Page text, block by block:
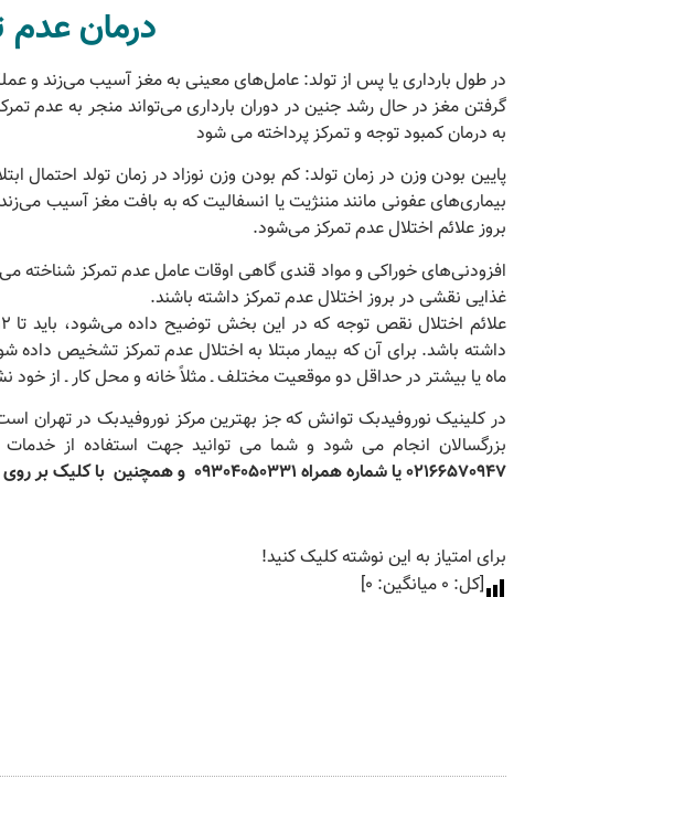
درمان عدم
در طول بارداری یا پس از تولد: عامل‌های معینی به مغز آسیب می‌زند و
گرفتن مغز در حال رشد جنین در دوران بارداری می‌تواند منجر به عدم
به درمان کمبود توجه و تمرکز پرداخته می شود
پایین بودن وزن در زمان تولد: کم بودن وزن نوزاد در زمان تولد احتمال
بیماری‌های عفونی مانند مننژیت یا انسفالیت که به بافت مغز آسیب
بروز علائم اختلال عدم تمرکز می‌شود.
افزودنی‌های خوراکی و مواد قندی گاهی اوقات عامل عدم تمرکز
غذایی نقشی در بروز اختلال عدم تمرکز داشته باشند.
داشته باشد. برای آن که بیمار مبتلا به اختلال عدم تمرکز تشخیص
ماه یا بیشتر در حداقل دو موقعیت مختلف ـ مثلاً خانه و محل کار ـ از خود
در کلینیک نوروفیدبک توانش که جز بهترین مرکز نوروفیدبک در تهران
بزرگسالان انجام می شود و شما می توانید جهت استفاده از خدمات
02166570947 یا شماره همراه 09304050331 و همچنین با کلیک بر روی
برای امتیاز به این نوشته کلیک کنید!
[کل: 0 میانگین: 0
]